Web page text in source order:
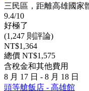
三民區，距離高雄國家
9.4/10
好極了
(1,247 則評論)
NT$1,364
總價 NT$1,575
含稅金和其他費用
8 月 17 日 - 8 月 18 日
頭等艙飯店 - 高雄館